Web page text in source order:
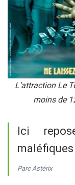
L’attraction Le
moins de
Ici
maléfiques
Parc Astérix